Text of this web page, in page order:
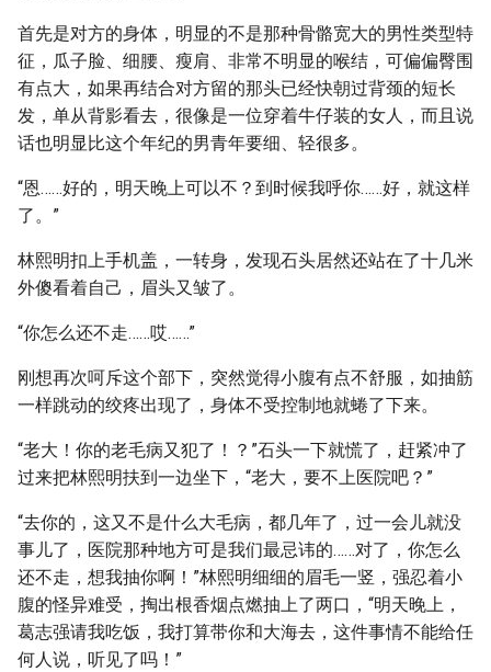
首先是对方的身体，明显的不是那种骨骼宽大的男性类型特
征，瓜子脸、细腰、瘦肩、非常不明显的喉结，可偏偏臀围
有点大，如果再结合对方留的那头已经快朝过背颈的短长
发，单从背影看去，很像是一位穿着牛仔装的女人，而且说
话也明显比这个年纪的男青年要细、轻很多。
“恩……好的，明天晚上可以不？到时候我呼你……好，就这样
了。”
林熙明扣上手机盖，一转身，发现石头居然还站在了十几米
外傻看着自己，眉头又皱了。
“你怎么还不走……哎……”
刚想再次呵斥这个部下，突然觉得小腹有点不舒服，如抽筋
一样跳动的绞疼出现了，身体不受控制地就蜷了下来。
“老大！你的老毛病又犯了！？”石头一下就慌了，赶紧冲了
过来把林熙明扶到一边坐下，“老大，要不上医院吧？”
“去你的，这又不是什么大毛病，都几年了，过一会儿就没
事儿了，医院那种地方可是我们最忌讳的……对了，你怎么
还不走，想我抽你啊！”林熙明细细的眉毛一竖，强忍着小
腹的怪异难受，掏出根香烟点燃抽上了两口，“明天晚上，
葛志强请我吃饭，我打算带你和大海去，这件事情不能给任
何人说，听见了吗！”